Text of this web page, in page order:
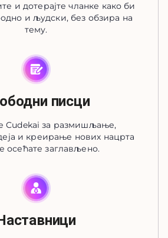
и дотерајте чланке како би
и људски, без обзира на
тему.
писци
Cudekai за размишљање,
и креирање нових нацрта
осећате заглављено.